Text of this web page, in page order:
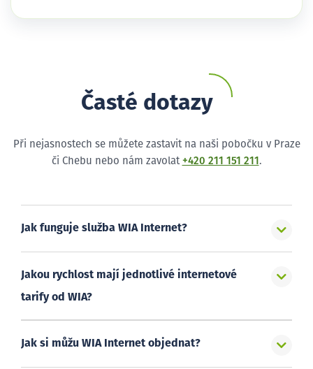
Časté dotazy
Při nejasnostech se můžete zastavit na naši pobočku v Praze
či Chebu nebo nám zavolat +420 211 151 211 .
Jak funguje služba WIA Internet?
Jakou rychlost mají jednotlivé internetové
tarify od WIA?
Jak si můžu WIA Internet objednat?